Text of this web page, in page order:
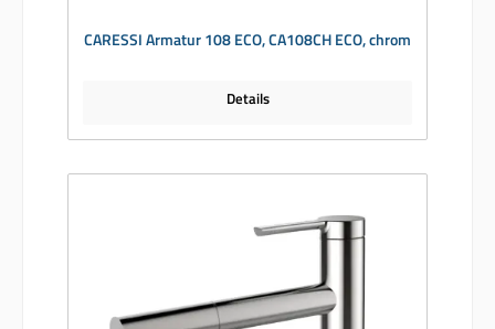
CARESSI Armatur 108 ECO, CA108CH ECO, chrom
Details